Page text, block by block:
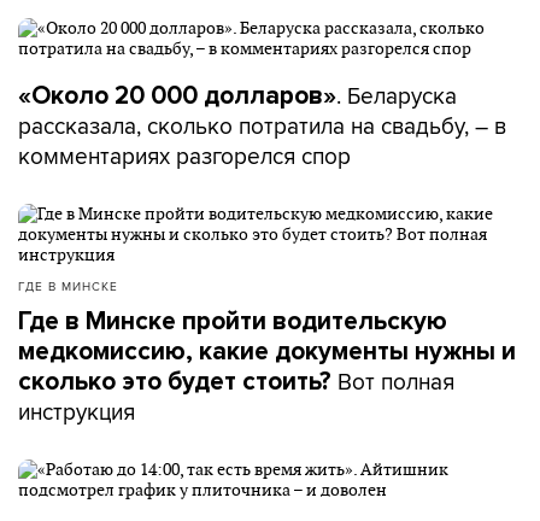
«Около 20 000 долларов». Беларуска
рассказала, сколько потратила на свадьбу, – в
комментариях разгорелся спор
ГДЕ В МИНСКЕ
Где в Минске пройти водительскую
медкомиссию, какие документы нужны и
сколько это будет стоить? Вот полная
инструкция